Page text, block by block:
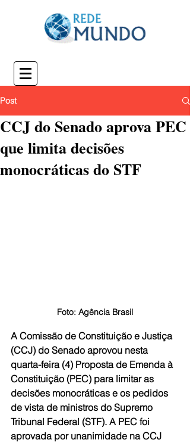
Post
CCJ do Senado aprova PEC
que limita decisões
monocráticas do STF
Foto: Agência Brasil
A Comissão de Constituição e Justiça
(CCJ) do Senado aprovou nesta
quarta-feira (4) Proposta de Emenda à
Constituição (PEC) para limitar as
decisões monocráticas e os pedidos
de vista de ministros do Supremo
Tribunal Federal (STF). A PEC foi
aprovada por unanimidade na CCJ